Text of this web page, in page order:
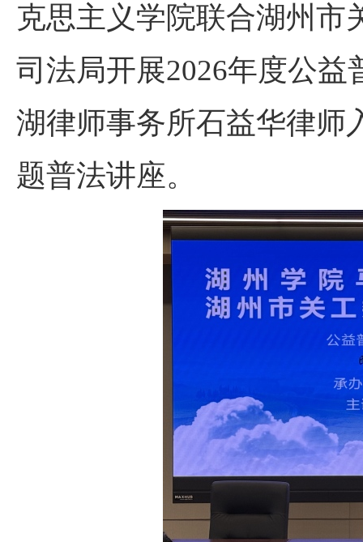
克思主义学院联合湖州市
司法局开展2026年度公益
湖律师事务所石益华律师
题普法讲座。